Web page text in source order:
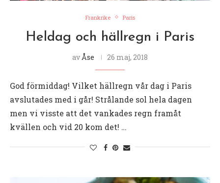
Frankrike Paris
Heldag och hällregn i Paris
av Åse 26 maj, 2018
God förmiddag! Vilket hällregn vår dag i Paris
avslutades med i går! Strålande sol hela dagen
men vi visste att det vankades regn framåt
kvällen och vid 20 kom det! …